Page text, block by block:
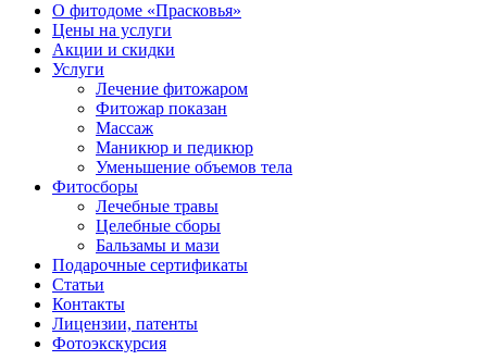
О фитодоме «Прасковья»
Цены на услуги
Акции и скидки
Услуги
Лечение фитожаром
Фитожар показан
Массаж
Маникюр и педикюр
Уменьшение объемов тела
Фитосборы
Лечебные травы
Целебные сборы
Бальзамы и мази
Подарочные сертификаты
Статьи
Контакты
Лицензии, патенты
Фотоэкскурсия